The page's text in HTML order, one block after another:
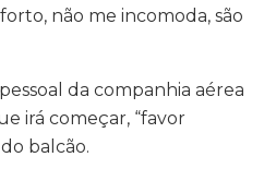
não me incomoda, são
da companhia aérea
irá começar, “favor
balcão.